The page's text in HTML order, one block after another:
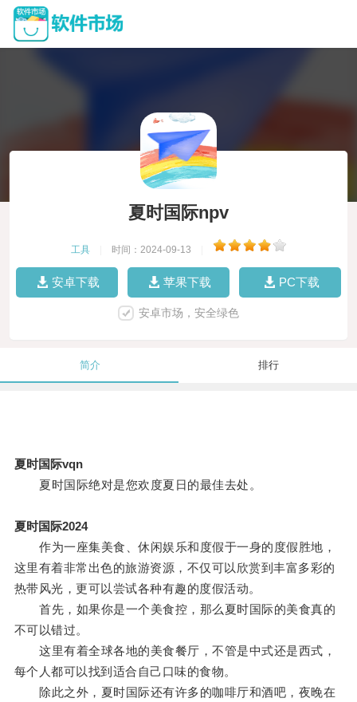
夏时国际npv
工具 时间：2024-09-13
安卓下载 苹果下载 PC下载
安卓市场，安全绿色
简介 排行
夏时国际vqn
夏时国际绝对是您欢度夏日的最佳去处。
夏时国际2024
作为一座集美食、休闲娱乐和度假于一身的度假胜地，
这里有着非常出色的旅游资源，不仅可以欣赏到丰富多彩的
热带风光，更可以尝试各种有趣的度假活动。
首先，如果你是一个美食控，那么夏时国际的美食真的
不可以错过。
这里有着全球各地的美食餐厅，不管是中式还是西式，
每个人都可以找到适合自己口味的食物。
除此之外，夏时国际还有许多的咖啡厅和酒吧，夜晚在